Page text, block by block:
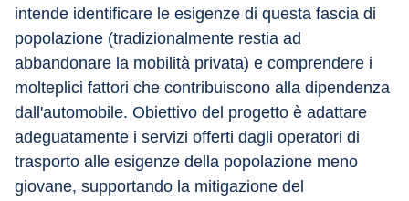
intende identificare le esigenze di questa fascia di
popolazione (tradizionalmente restia ad
abbandonare la mobilità privata) e comprendere i
molteplici fattori che contribuiscono alla dipendenza
dall'automobile. Obiettivo del progetto è adattare
adeguatamente i servizi offerti dagli operatori di
trasporto alle esigenze della popolazione meno
giovane, supportando la mitigazione del